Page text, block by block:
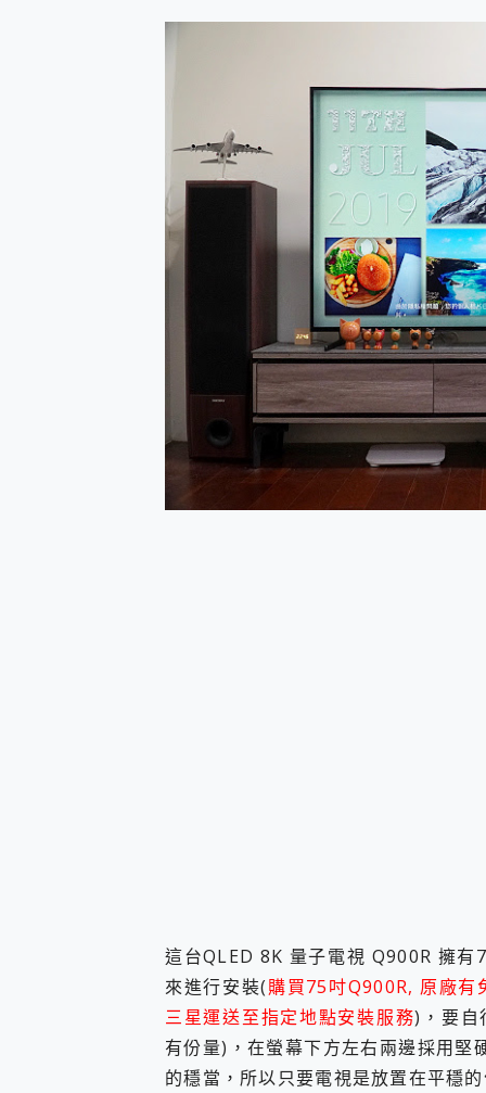
MSI Claw 掌機專屬配件
人像旗艦 vivo V30 系列
多個願望一次滿足 超強
一吸完美對位 擁有超強
OPPO 哈蘇 300mm 專
Motorola edge 70 pro 及
近八千元的 Soundcore
ASUS Pad 全面應援 Me
這台QLED 8K 量子電視 Q900R 擁
來進行安裝(購買75吋Q900R, 原廠有
三星運送至指定地點安裝服務)，要自
有份量)，在螢幕下方左右兩邊採用堅
的穩當，所以只要電視是放置在平穩